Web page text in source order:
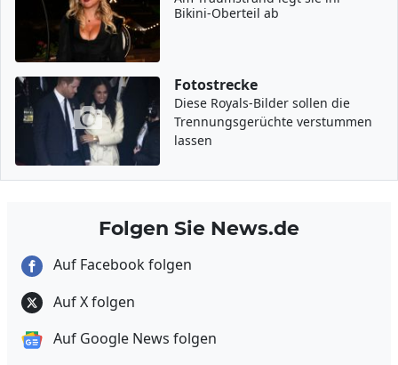
Bikini-Oberteil ab
Fotostrecke
Diese Royals-Bilder sollen die
Trennungsgerüchte verstummen
lassen
Folgen Sie News.de
Auf Facebook folgen
Auf X folgen
Auf Google News folgen